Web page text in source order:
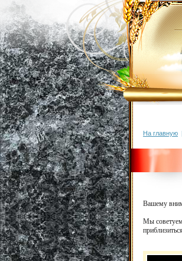
На главную
Вашему
Мы советуем